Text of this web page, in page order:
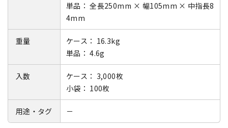
単品： 全長250mm × 幅105mm × 中指長8
4mm
重量
ケース： 16.3kg
単品： 4.6g
入数
ケース： 3,000枚
小袋： 100枚
用途・タグ －